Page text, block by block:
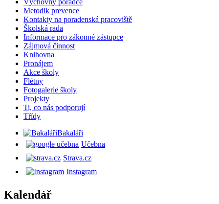
Výchovný poradce
Metodik prevence
Kontakty na poradenská pracoviště
Školská rada
Informace pro zákonné zástupce
Zájmová činnost
Knihovna
Pronájem
Akce školy
Flétny
Fotogalerie školy
Projekty
Ti, co nás podporují
Třídy
Bakaláři
Učebna
Strava.cz
Instagram
Kalendář